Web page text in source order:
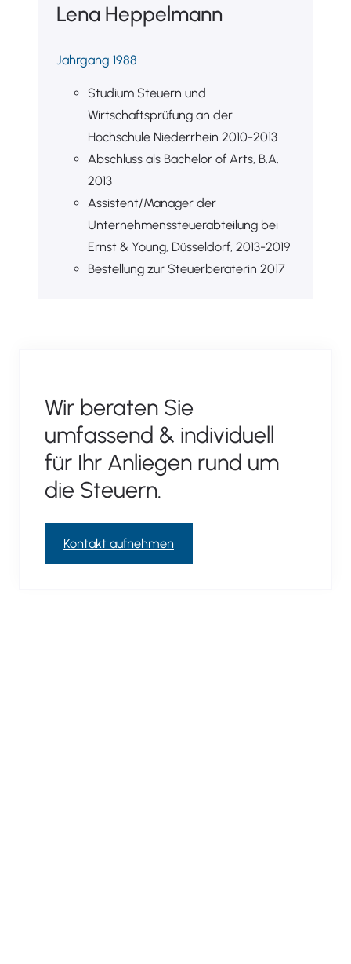
Lena Heppelmann
Jahrgang 1988
Studium Steuern und
Wirtschaftsprüfung an der
Hochschule Niederrhein 2010-2013
Abschluss als Bachelor of Arts, B.A.
2013
Assistent/Manager der
Unternehmenssteuerabteilung bei
Ernst & Young, Düsseldorf, 2013-2019
Bestellung zur Steuerberaterin 2017
Wir beraten Sie
umfassend & individuell
für Ihr Anliegen rund um
die Steuern.
Kontakt aufnehmen